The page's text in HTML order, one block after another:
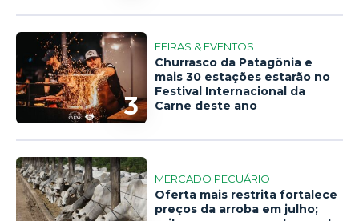
3
FEIRAS & EVENTOS
Churrasco da Patagônia e
mais 30 estações estarão no
Festival Internacional da
Carne deste ano
MERCADO PECUÁRIO
Oferta mais restrita fortalece
preços da arroba em julho;